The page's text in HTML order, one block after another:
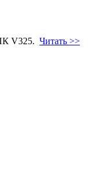
V325. Читать >>